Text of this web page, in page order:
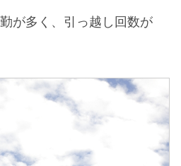
が多く、引っ越し回数が